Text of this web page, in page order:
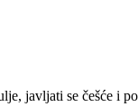
javljati se češće i